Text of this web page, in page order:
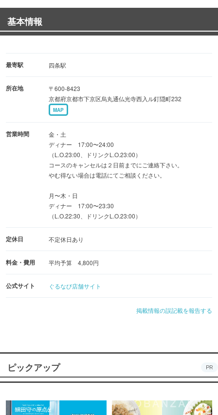
素材にこだわるからこそ、調理法はシンプルがいい。
新鮮な魚介だからこそシンプルに味わって欲しい。
磨き上げた技で調理致します。
『和食』
えています。
お出汁の効いた優しい京風のおばんざいも人気です。
『日本酒』
春には「新酒」、秋には「ひやおろし」などと季節を感じ
て頂けるように
アドバイザーの資格を持つ店主が厳選して全国の銘酒を仕
当店では「美味しいお料理」と「心の籠ったサービス」を
基本情報
最寄駅 四条駅
所在地
〒600-8423
京都府京都市下京区烏丸通仏光寺西入ル釘隠町232
MAP
営業時間
金・土
ディナー 17:00〜24:00
（L.O.23:00、ドリンクL.O.23:00）
コースのキャンセルは２日前までにご連絡下さい。
やむ得ない場合は電話にてご相談ください。
月〜木・日
ディナー 17:00〜23:30
（L.O.22:30、ドリンクL.O.23:00）
定休日 不定休日あり
料金・費用 平均予算 4,800円
公式サイト ぐるなび店舗サイト
掲載情報の誤記載を報告する
ピックアップ PR